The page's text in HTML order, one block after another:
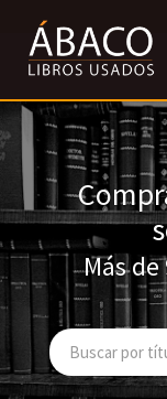
Más